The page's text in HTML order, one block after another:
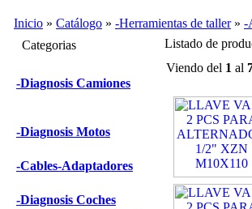
Inicio » Catálogo » -Herramientas de taller» -
Categorias
-Diagnosis Camiones
-Diagnosis Motos
-Cables-Adaptadores
-Diagnosis Coches
Listado de
Viendo del 1 al